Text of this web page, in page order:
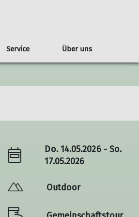
Tourenberichte
Kontakt & Anfahrt
Jugendgruppen
Service
Kontakt
Über uns
Satzung
Do. 14.05.2026 - So.
17.05.2026
Outdoor